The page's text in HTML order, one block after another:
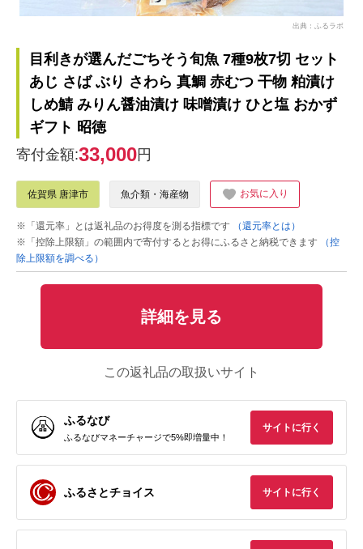
出典：ふるラボ
目利きが選んだごちそう旬魚 7種9枚7切 セット
あじ さば ぶり さわら 真鯛 赤むつ 干物 粕漬け
しめ鯖 みりん醤油漬け 味噌漬け ひと塩 おかず
ギフト 昭徳
寄付金額:33,000円
佐賀県 唐津市 魚介類・海産物 お気に入り
※「還元率」とは返礼品のお得度を測る指標です
（還元率とは）
※「控除上限額」の範囲内で寄付するとお得にふるさと納税できます
（控
除上限額を調べる）
詳細を見る
この返礼品の取扱いサイト
ふるなび
ふるなびマネーチャージで5%即増量中！
サイトに行く
ふるさとチョイス サイトに行く